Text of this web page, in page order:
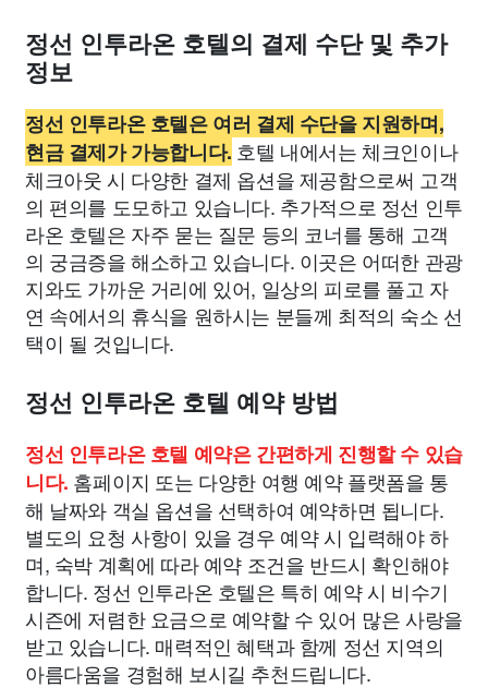
정선 인투라온 호텔의 결제 수단 및 추가
정보
정선 인투라온 호텔은 여러 결제 수단을 지원하며,
현금 결제가 가능합니다. 호텔 내에서는 체크인이나
체크아웃 시 다양한 결제 옵션을 제공함으로써 고객
의 편의를 도모하고 있습니다. 추가적으로 정선 인투
라온 호텔은 자주 묻는 질문 등의 코너를 통해 고객
의 궁금증을 해소하고 있습니다. 이곳은 어떠한 관광
지와도 가까운 거리에 있어, 일상의 피로를 풀고 자
연 속에서의 휴식을 원하시는 분들께 최적의 숙소 선
택이 될 것입니다.
정선 인투라온 호텔 예약 방법
정선 인투라온 호텔 예약은 간편하게 진행할 수 있습
니다. 홈페이지 또는 다양한 여행 예약 플랫폼을 통
해 날짜와 객실 옵션을 선택하여 예약하면 됩니다.
별도의 요청 사항이 있을 경우 예약 시 입력해야 하
며, 숙박 계획에 따라 예약 조건을 반드시 확인해야
합니다. 정선 인투라온 호텔은 특히 예약 시 비수기
시즌에 저렴한 요금으로 예약할 수 있어 많은 사랑을
받고 있습니다. 매력적인 혜택과 함께 정선 지역의
아름다움을 경험해 보시길 추천드립니다.